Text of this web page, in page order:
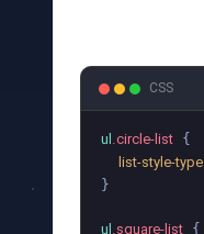
CSS
ul.circle-list {
list-style-type
}
{